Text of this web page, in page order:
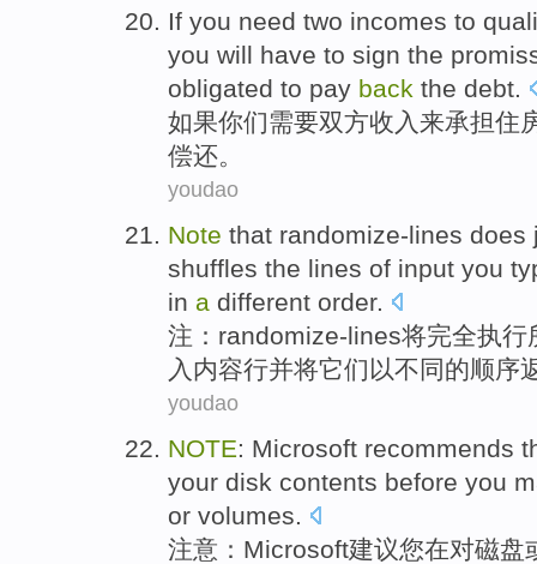
If you need two incomes to
you will have to sign the
obligated to pay back the debt.
如果你们需要双方收入 来承担住
偿还。
youdao
Note that randomize-lines does
shuffles the lines of input you
in a different order.
注 ： randomize-lines将完全执行
入 内容行并将它们 以不同的顺序
youdao
NOTE: Microsoft recommends
your disk contents before you
or volumes.
注意 ： Microsoft建议您在对磁盘